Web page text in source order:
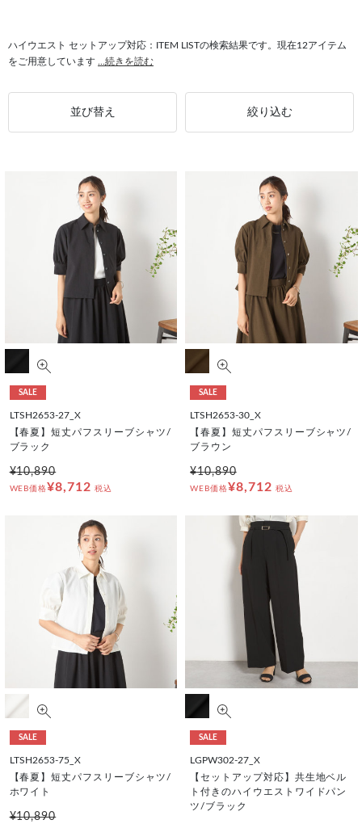
#ストレッチ ハイウエスト #ハイウエスト パンツ #シャツ ハイウエスト
ハイウエスト セットアップ対応：ITEM LISTの検索結果です。現在12アイテム
をご用意しています
...続きを読む
並び替え 絞り込む
SALE
LTSH2653-27_X
【春夏】短丈パフスリーブシャツ/
ブラック
¥10,890
WEB価格¥8,712 税込
SALE
LTSH2653-30_X
【春夏】短丈パフスリーブシャツ/
ブラウン
¥10,890
WEB価格¥8,712 税込
SALE
LTSH2653-75_X
【春夏】短丈パフスリーブシャツ/
ホワイト
¥10,890
SALE
LGPW302-27_X
【セットアップ対応】共生地ベル
ト付きのハイウエストワイドパン
ツ/ブラック